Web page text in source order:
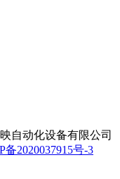
自动化设备有限公司
备2020037915号-3